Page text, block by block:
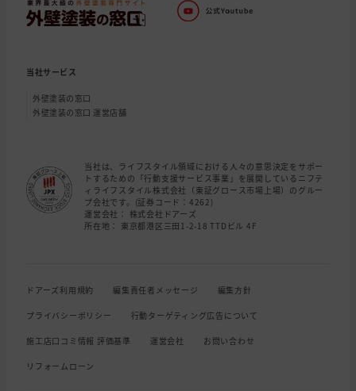
当社サービス
外壁塗装の窓口
外壁塗装の窓口 運営店舗
当社は、ライフスタイル領域における人々の意思決定をサポー
トするための「行動支援サービス事業」を展開しているニフテ
ィライフスタイル株式会社（東証グロース市場上場）のグルー
プ会社です。(証券コード：4262)
運営会社： 株式会社ドアーズ
所在地： 東京都港区三田1-2-18 TTDビル 4F
ドアーズ利用規約 編集責任者メッセージ 編集方針
プライバシーポリシー 行動ターゲティング広告について
施工店口コミ情報 評価基準 運営会社 お問い合わせ
リフォームローン